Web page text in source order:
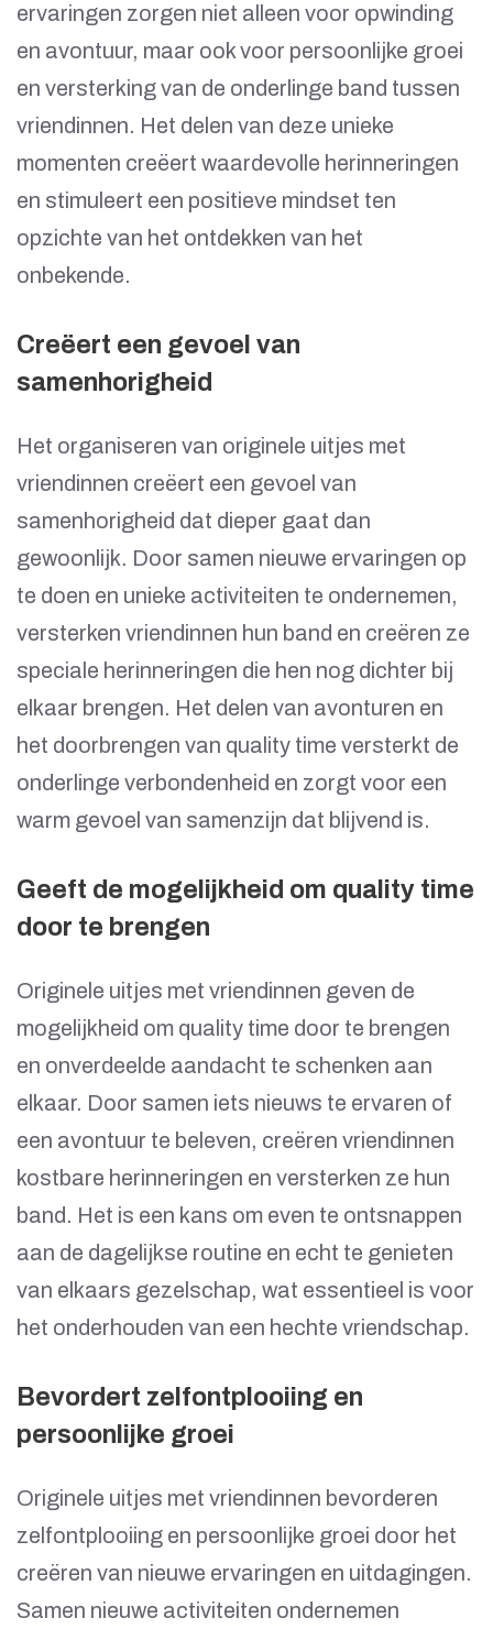
ervaringen zorgen niet alleen voor opwinding
en avontuur, maar ook voor persoonlijke groei
en versterking van de onderlinge band tussen
vriendinnen. Het delen van deze unieke
momenten creëert waardevolle herinneringen
en stimuleert een positieve mindset ten
opzichte van het ontdekken van het
onbekende.
Creëert een gevoel van
samenhorigheid
Het organiseren van originele uitjes met
vriendinnen creëert een gevoel van
samenhorigheid dat dieper gaat dan
gewoonlijk. Door samen nieuwe ervaringen op
te doen en unieke activiteiten te ondernemen,
versterken vriendinnen hun band en creëren ze
speciale herinneringen die hen nog dichter bij
elkaar brengen. Het delen van avonturen en
het doorbrengen van quality time versterkt de
onderlinge verbondenheid en zorgt voor een
warm gevoel van samenzijn dat blijvend is.
Geeft de mogelijkheid om quality time
door te brengen
Originele uitjes met vriendinnen geven de
mogelijkheid om quality time door te brengen
en onverdeelde aandacht te schenken aan
elkaar. Door samen iets nieuws te ervaren of
een avontuur te beleven, creëren vriendinnen
kostbare herinneringen en versterken ze hun
band. Het is een kans om even te ontsnappen
aan de dagelijkse routine en echt te genieten
van elkaars gezelschap, wat essentieel is voor
het onderhouden van een hechte vriendschap.
Bevordert zelfontplooiing en
persoonlijke groei
Originele uitjes met vriendinnen bevorderen
zelfontplooiing en persoonlijke groei door het
creëren van nieuwe ervaringen en uitdagingen.
Samen nieuwe activiteiten ondernemen